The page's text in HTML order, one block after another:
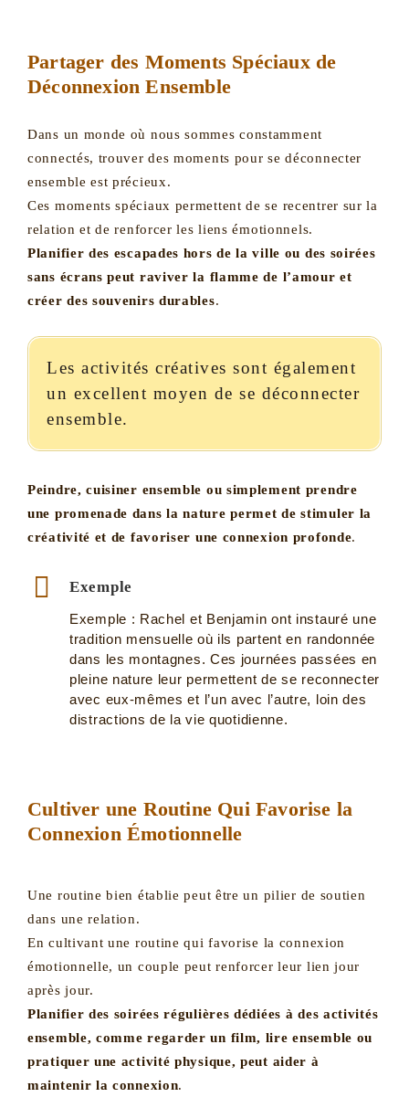
Partager des Moments Spéciaux de
Déconnexion Ensemble
Dans un monde où nous sommes constamment
connectés, trouver des moments pour se déconnecter
ensemble est précieux.
Ces moments spéciaux permettent de se recentrer sur la
relation et de renforcer les liens émotionnels.
Planifier des escapades hors de la ville ou des soirées
sans écrans peut raviver la flamme de l’amour et
créer des souvenirs durables.
Les activités créatives sont également
un excellent moyen de se déconnecter
ensemble.
Peindre, cuisiner ensemble ou simplement prendre
une promenade dans la nature permet de stimuler la
créativité et de favoriser une connexion profonde.
Exemple
Exemple : Rachel et Benjamin ont instauré une
tradition mensuelle où ils partent en randonnée
dans les montagnes. Ces journées passées en
pleine nature leur permettent de se reconnecter
avec eux-mêmes et l’un avec l’autre, loin des
distractions de la vie quotidienne.
Cultiver une Routine Qui Favorise la
Connexion Émotionnelle
Une routine bien établie peut être un pilier de soutien
dans une relation.
En cultivant une routine qui favorise la connexion
émotionnelle, un couple peut renforcer leur lien jour
après jour.
Planifier des soirées régulières dédiées à des activités
ensemble, comme regarder un film, lire ensemble ou
pratiquer une activité physique, peut aider à
maintenir la connexion.